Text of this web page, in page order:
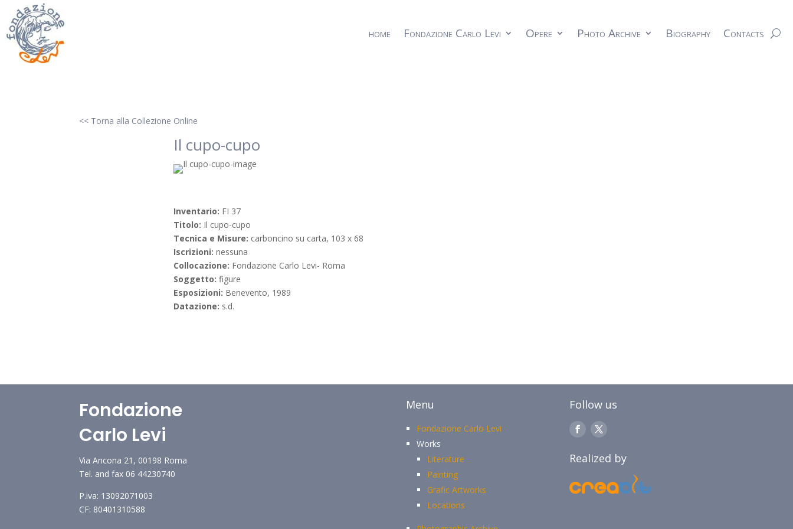
home Fondazione Carlo Levi Opere Photo Archive Biography Contacts
<< Torna alla Collezione Online
Il cupo-cupo
Inventario: FI 37
Titolo: Il cupo-cupo
Tecnica e Misure: carboncino su carta, 103 x 68
Iscrizioni:nessuna
Collocazione: Fondazione Carlo Levi- Roma
Soggetto:figure
Esposizioni: Benevento, 1989
Datazione: s.d.
Fondazione
Carlo Levi
Via Ancona 21, 00198 Roma
Tel. and fax 06 44230740
P.iva: 13092071003
CF: 80401310588
Menu
Fondazione Carlo Levi
Works
Literature
Painting
Grafic Artworks
Locations
Follow us
Realized by